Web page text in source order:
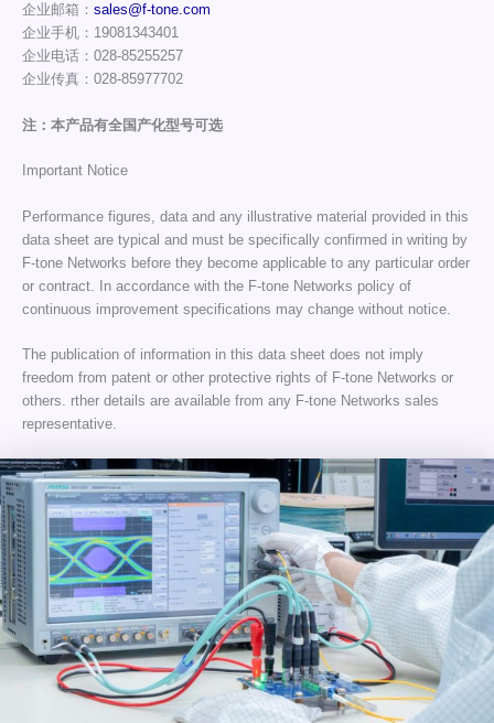
企业邮箱： sales@f-tone.com
企业手机：19081343401
企业电话：028-85255257
企业传真：028-85977702
注：本产品有全国产化型号可选
Important Notice
Performance figures, data and any illustrative material provided in this
data sheet are typical and must be specifically confirmed in writing by
F-tone Networks before they become applicable to any particular order
or contract. In accordance with the F-tone Networks policy of
continuous improvement specifications may change without notice.
The publication of information in this data sheet does not imply
freedom from patent or other protective rights of F-tone Networks or
others. rther details are available from any F-tone Networks sales
representative.